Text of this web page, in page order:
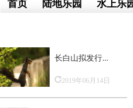
长白山拟发行...
2019年06月14日